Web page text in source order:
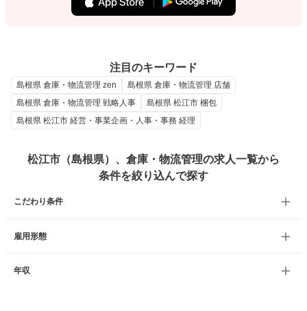
注目のキーワード
島根県 倉庫・物流管理 zen
島根県 倉庫・物流管理 店舗
島根県 倉庫・物流管理 戦略人事
島根県 松江市 梱包
島根県 松江市 経営・事業企画・人事・事務 経理
松江市（島根県）、倉庫・物流管理の求人一覧から
条件を絞り込んで探す
こだわり条件
雇用形態
年収